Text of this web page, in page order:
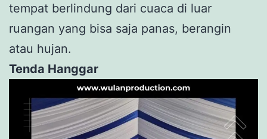
tempat berlindung dari cuaca di luar
ruangan yang bisa saja panas, berangin
atau hujan.
Tenda Hanggar